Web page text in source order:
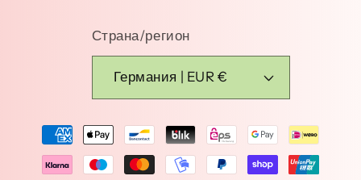
Страна/регион
Германия | EUR €
Способы
оплаты